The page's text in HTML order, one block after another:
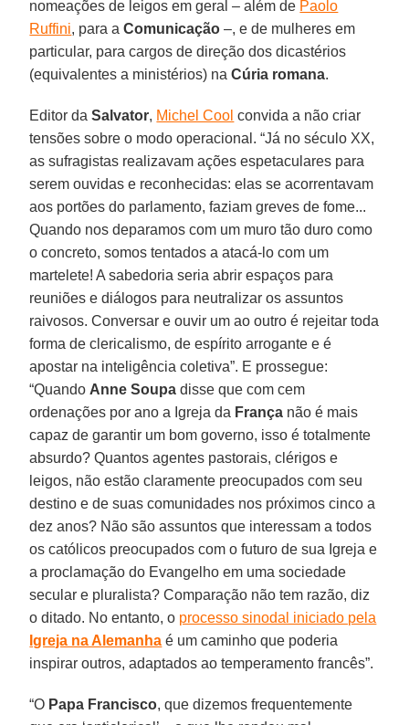
nomeações de leigos em geral – além de Paolo
Ruffini, para aComunicação –, e de mulheres em
particular, para cargos de direção dos dicastérios
(equivalentes a ministérios) naCúria romana.
Editor daSalvator, Michel Cool convida a não criar
tensões sobre o modo operacional. “Já no século XX,
as sufragistas realizavam ações espetaculares para
serem ouvidas e reconhecidas: elas se acorrentavam
aos portões do parlamento, faziam greves de fome...
Quando nos deparamos com um muro tão duro como
o concreto, somos tentados a atacá-lo com um
martelete! A sabedoria seria abrir espaços para
reuniões e diálogos para neutralizar os assuntos
raivosos. Conversar e ouvir um ao outro é rejeitar toda
forma de clericalismo, de espírito arrogante e é
apostar na inteligência coletiva”. E prossegue:
“Quando Anne Soupa disse que com cem
ordenações por ano a Igreja da França não é mais
capaz de garantir um bom governo, isso é totalmente
absurdo? Quantos agentes pastorais, clérigos e
leigos, não estão claramente preocupados com seu
destino e de suas comunidades nos próximos cinco a
dez anos? Não são assuntos que interessam a todos
os católicos preocupados com o futuro de sua Igreja e
a proclamação do Evangelho em uma sociedade
secular e pluralista? Comparação não tem razão, diz
o ditado. No entanto, o processo sinodal iniciado pela
Igreja na Alemanha é um caminho que poderia
inspirar outros, adaptados ao temperamento francês”.
“O Papa Francisco, que dizemos frequentemente